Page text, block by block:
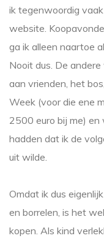
ik tegenwoordig
website.
ga ik alleen naartoe
Nooit dus. De
aan vrienden, het
Week (voor die ene
2500 euro bij me)
hadden dat ik de
uit wilde.
Omdat ik dus
en borrelen, is het
kopen. Als kind